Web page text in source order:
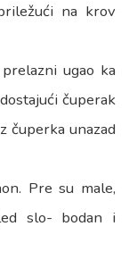
na krov
ugao ka
čuperak
čuperka unazad
Pre su male,
slo- bodan i